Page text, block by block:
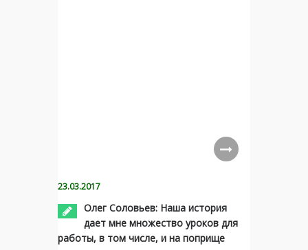
23.03.2017
Олег Соловьев: Наша история
дает мне множество уроков для
работы, в том числе, и на поприще